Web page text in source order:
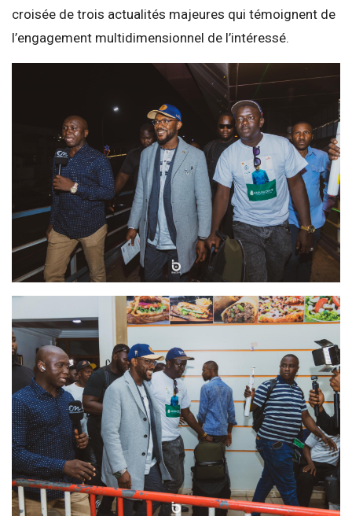
croisée de trois actualités majeures qui témoignent de
l’engagement multidimensionnel de l’intéressé.